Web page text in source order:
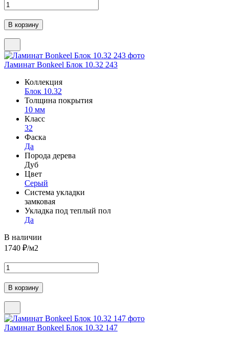
Ламинат Bonkeel Блок 10.32 243
Коллекция
Блок 10.32
Толщина покрытия
10 мм
Класс
32
Фаска
Да
Порода дерева
Дуб
Цвет
Серый
Система укладки
замковая
Укладка под теплый пол
Да
В наличии
1740 ₽/м2
Ламинат Bonkeel Блок 10.32 147